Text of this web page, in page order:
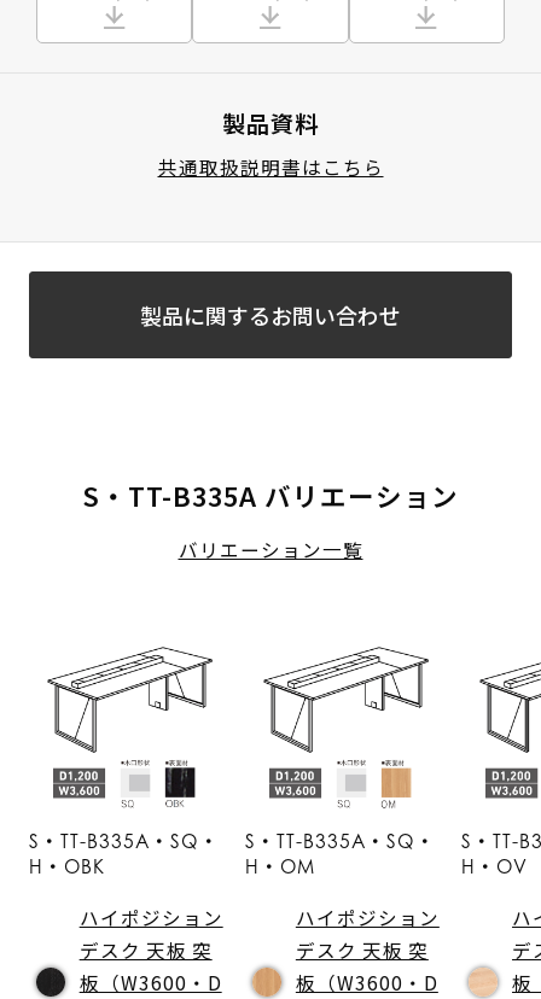
製品資料
共通取扱説明書はこちら
製品に関するお問い合わせ
S・TT-B335A バリエーション
バリエーション一覧
S・TT-B335A・SQ・
H・OBK
ハイポジション
デスク 天板 突
板（W3600・D
S・TT-B335A・SQ・
H・OM
ハイポジション
デスク 天板 突
板（W3600・D
S・TT-
H・OV
ハ
デ
板